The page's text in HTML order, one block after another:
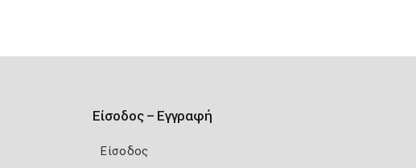
Είσοδος – Εγγραφή
Είσοδος